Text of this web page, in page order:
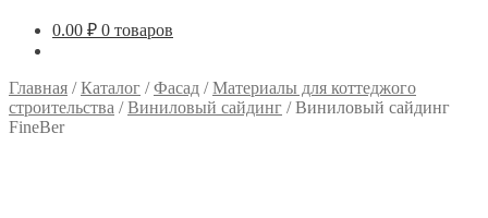
0.00 ₽ 0 товаров
Главная /Каталог /Фасад /Материалы для коттеджого
строительства /Виниловый сайдинг /Виниловый сайдинг
FineBer